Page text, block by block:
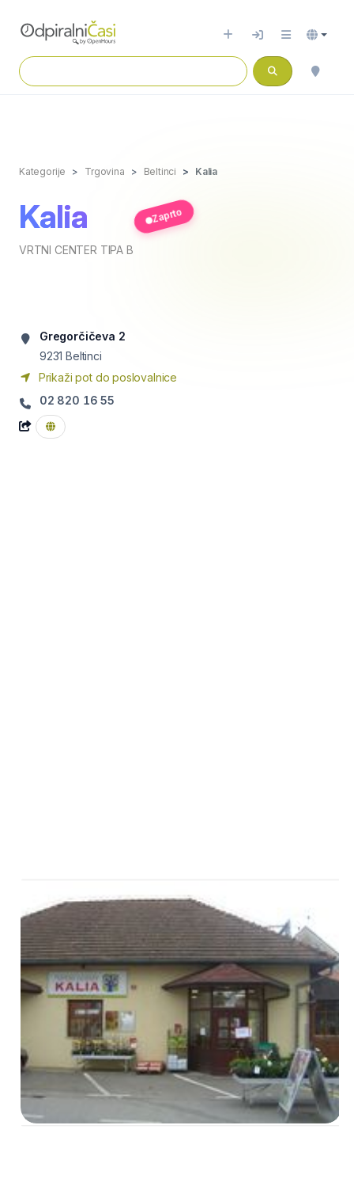
Kategorije Trgovina Beltinci Kalia
Kalia
VRTNI CENTER TIPA B
Zaprto
Gregorčičeva 2
9231 Beltinci
Prikaži pot do poslovalnice
02 820 16 55